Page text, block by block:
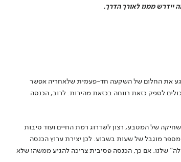
יידרש ממנו לאורך הדרך.
את החלום של השקעה חד-פעמית שלאחריה אפשר
לספק כזאת רווחה בכזאת מהירות. לרוב, הכנסה
של המטבע, רצון לשדרוג רמת החיים ועוד סיבות
מוגבל של שעות בשבוע. לכן יצירת ערוץ הכנסה
שלנו. אם כך, הכנסה פסיבית צריכה להגיע ממשהו שלא